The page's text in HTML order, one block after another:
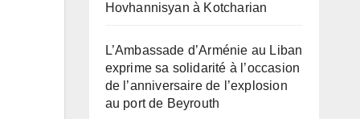
Hovhannisyan à Kotcharian
L’Ambassade d’Arménie au Liban
exprime sa solidarité à l’occasion
de l’anniversaire de l’explosion
au port de Beyrouth